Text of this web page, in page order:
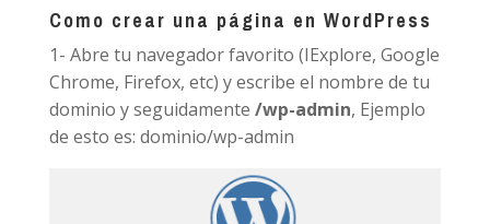
Como crear una página en WordPress
1- Abre tu navegador favorito (IExplore, Google
Chrome, Firefox, etc) y escribe el nombre de tu
dominio y seguidamente /wp-admin, Ejemplo
de esto es: dominio/wp-admin